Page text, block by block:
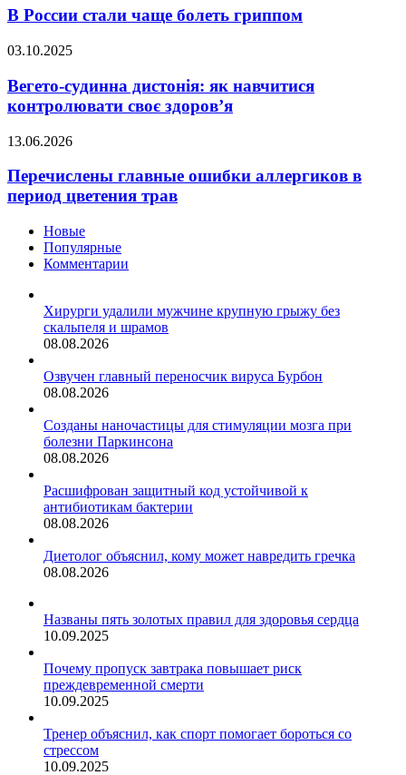
стали
болеть
В России стали чаще болеть гриппом
Вегето-
дистонія:
як
навчитися
своє
03.10.2025
Вегето-судинна дистонія: як навчитися
контролювати своє здоров’я
Перечислены
ошибки
аллергиков
в
цветения
трав
13.06.2026
Перечислены главные ошибки аллергиков в
период цветения трав
Новые
Популярные
Комментарии
Хирурги удалили мужчине крупную грыжу без
скальпеля и шрамов
08.08.2026
Озвучен главный переносчик вируса Бурбон
08.08.2026
Созданы наночастицы для стимуляции мозга при
болезни Паркинсона
08.08.2026
Расшифрован защитный код устойчивой к
антибиотикам бактерии
08.08.2026
Диетолог объяснил, кому может навредить гречка
08.08.2026
Названы пять золотых правил для здоровья сердца
10.09.2025
Почему пропуск завтрака повышает риск
преждевременной смерти
10.09.2025
Тренер объяснил, как спорт помогает бороться со
стрессом
10.09.2025